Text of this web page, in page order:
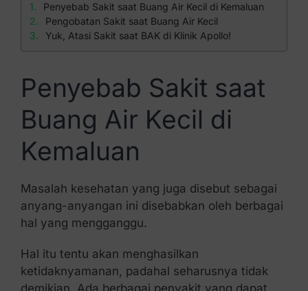
Penyebab Sakit saat Buang Air Kecil di Kemaluan
Pengobatan Sakit saat Buang Air Kecil
Yuk, Atasi Sakit saat BAK di Klinik Apollo!
Penyebab Sakit saat
Buang Air Kecil di
Kemaluan
Masalah kesehatan yang juga disebut sebagai
anyang-anyangan ini disebabkan oleh berbagai
hal yang mengganggu.
Hal itu tentu akan menghasilkan
ketidaknyamanan, padahal seharusnya tidak
demikian. Ada berbagai penyakit yang dapat